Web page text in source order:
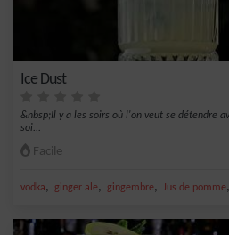
Ice Dust
&nbsp;Il y a les soirs où l'on veut se détendre
soi...
Facile
vodka, ginger ale, gingembre, Jus de pomme,